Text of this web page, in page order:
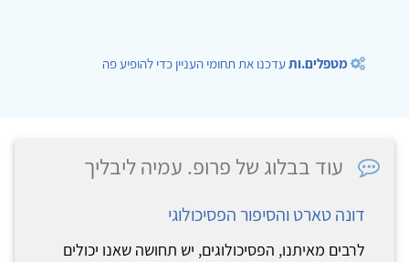
מטפלים.ותעדכנו את תחומי העניין כדי להופיע פה
עוד בבלוג של פרופ. עמיה ליבליך
דונה טארט והסיפור הפסיכולוגי
לרבים מאיתנו, הפסיכולוגים, יש תחושה שאנו יכולים